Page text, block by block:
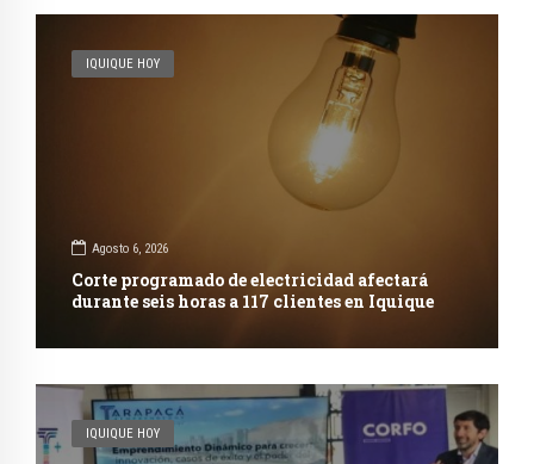
IQUIQUE HOY
Agosto 6, 2026
Corte programado de electricidad afectará
durante seis horas a 117 clientes en Iquique
IQUIQUE HOY